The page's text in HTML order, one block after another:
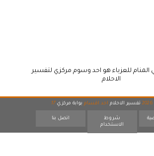
المنام للعزباء هو احد وسوم مركزي لتفسير
الاحلام
تفسير الاحلام احد اقسام بوابة مركزي 17
شروط
الاستخدام
اتصل بنا